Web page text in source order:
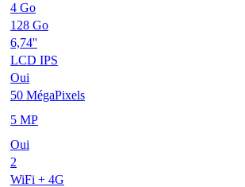
4 Go
128 Go
6,74''
LCD IPS
Oui
50 MégaPixels
5 MP
Oui
2
WiFi + 4G